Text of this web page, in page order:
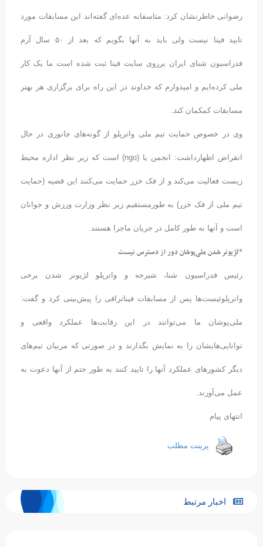
رضوانی خاطرنشان کرد: متاسفانه عده‌ای گفته‌اند این مسابقات مورد
تایید فینا نیست ولی باید به آنها بگویم که بعد از ۵۰ سال آرم
فدراسیون شنای ایران برروی سایت فینا ثبت شده است ما یک کار
ملی کرده‌ایم و امیدوارم که خداوند در این راه برای برگزاری هر بهتر
مسابقات کمکمان کند.
وی در خصوص حمایت تیم ملی واترپلو از گونه‌های جانوری در حال
انقراض اظهارداشت: انجمن یا (ngo) است که زیر نظر اداره محیط
زیست فعالیت می‌کند و از فک خزر حمایت می‌کنند این قضیه (حمایت
تیم ملی از فک خزر) به طورمستقیم زیر نظر وزارت ورزش و جوانان
است و آنها به طور کامل در جریان ماجرا هستند.
*لژیونر شدن ملی‌پوشان دور از دسترس نیست
رئیس فدراسیون شنا، شیرجه و واترپلو لژیونر شدن برخی
واترپلوئیست‌ها پس از مسابقات فیناترافی را پیش‌بینی کرد و گفت:
ملی‌پوشان ما می‌توانند در این رقابت‌ها عملکرد واقعی و
توانایی‌هایشان را به نمایش بگذارند و در صورتی که مربیان تیم‌های
دیگر کشورهای عملکرد آنها را تایید کنند به طور حتم از آنها دعوت به
عمل می‌آورند.
انتهای پیام
پرینت مطلب
اخبار مرتبط